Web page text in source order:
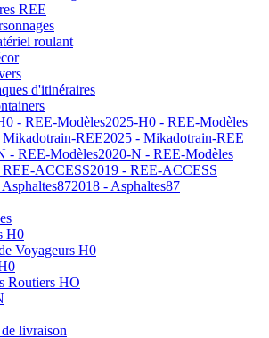
REE
roulant
d'itinéraires
2025-H0 - REE-Modèles
2025 - Mikadotrain-REE
2020-N - REE-Modèles
2019 - REE-ACCESS
2018 - Asphaltes87
H0
Voyageurs H0
Routiers HO
livraison